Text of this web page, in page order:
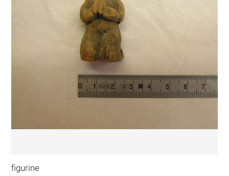
figurine